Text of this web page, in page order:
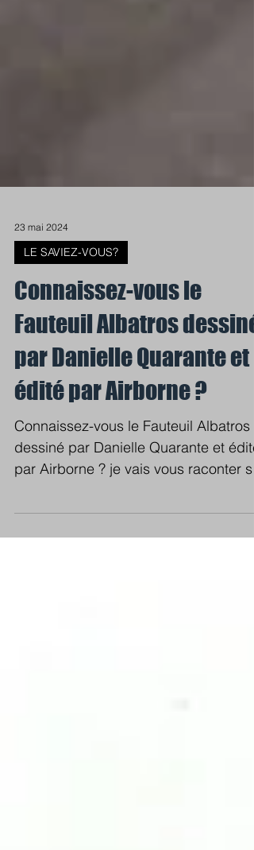
23 mai 2024
LE SAVIEZ-VOUS?
Connaissez-vous le
Fauteuil Albatros dessiné
par Danielle Quarante et
édité par Airborne ?
dessiné par Danielle Quarante et édité